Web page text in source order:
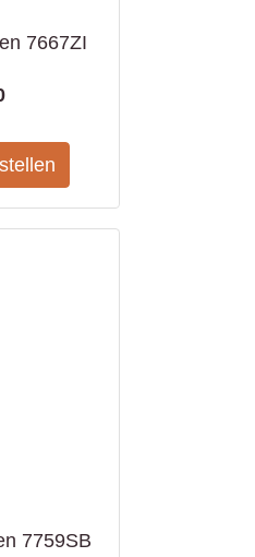
7667ZI
7759SB